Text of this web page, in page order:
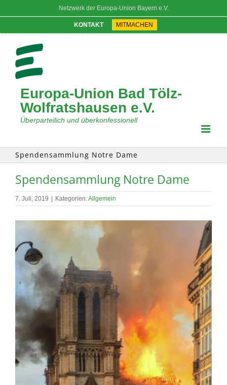
Netzwerk der Europa-Union Bayern e.V.
KONTAKT MITMACHEN
Europa-Union Bad Tölz-
Wolfratshausen e.V.
Überparteilich und überkonfessionell
Spendensammlung Notre Dame
Spendensammlung Notre Dame
7. Juli, 2019 Kategorien:Allgemein